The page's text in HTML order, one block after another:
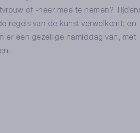
of -heer mee te nemen?
regels van de kunst verwelkomt; en
er een gezellige namiddag van, met